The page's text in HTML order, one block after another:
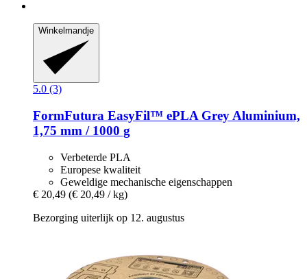
Winkelmandje
5.0 (3)
FormFutura EasyFil™ ePLA Grey Aluminium,
1,75 mm / 1000 g
Verbeterde PLA
Europese kwaliteit
Geweldige mechanische eigenschappen
€ 20,49 (€ 20,49 / kg)
Bezorging uiterlijk op 12. augustus